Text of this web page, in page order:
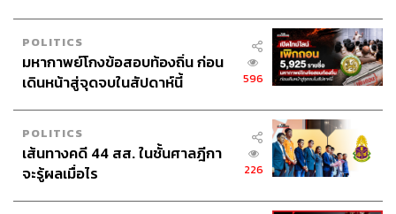
ของเราไม่ดี หรือคนพิทช์ไม่ดี แต่เป็นเพราะเป้าหมายในกา
รพิทชิงของเรานั้นไม่ชัดเจน
ดังนั้นเราต้องตั้งจุดประสงค์ของเราให้ดี ตั้งเป็น ultimate
goal เอาไว้ว่าการพิทชิงครั้งนี้เราทำไปเพื่ออะไร และสิ่งใดที่
เราอยากได้จากการพิทชิงครั้งนี้ เราจะทำอะไร กับใคร
ภายในเมื่อไร อย่างเช่นถ้าเราอยากทำพาร์ตเนอร์ชิป ก็ต้องตั้ง
เอาไว้ว่าเราอยากจะทำพาร์ตเนอร์ชิปกับใคร ภายในเดือน
ไหน เพราะทุกสิ่งทุกอย่างจะต้องไปอยู่ในการพรีเซนต์ของเรา
POLITICS
มหากาพย์โกงข้อสอบท้องถิ่น ก่อน
เดินหน้าสู่จุดจบในสัปดาห์นี้
596
POLITICS
เส้นทางคดี 44 สส. ในชั้นศาลฎีกา
จะรู้ผลเมื่อไร
226